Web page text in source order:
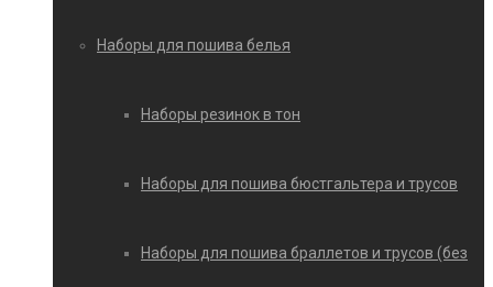
Наборы для пошива белья
Наборы резинок в тон
Наборы для пошива бюстгальтера и трусов
Наборы для пошива браллетов и трусов (без